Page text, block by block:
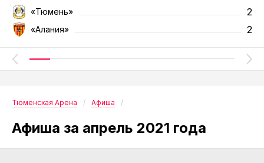
«Тюмень» 2
«Алания» 2
Тюменская Арена Афиша
Афиша за апрель 2021 года